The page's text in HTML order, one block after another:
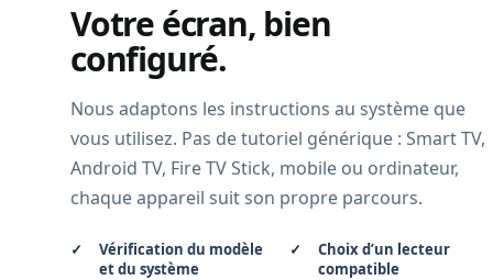
Votre écran, bien
configuré.
Nous adaptons les instructions au système que
vous utilisez. Pas de tutoriel générique : Smart TV,
Android TV, Fire TV Stick, mobile ou ordinateur,
chaque appareil suit son propre parcours.
Vérification du modèle
et du système
Choix d’un lecteur
compatible